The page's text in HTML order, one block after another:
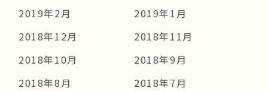
2019年2月
2019年1月
2018年12月
2018年11月
2018年10月
2018年9月
2018年8月
2018年7月